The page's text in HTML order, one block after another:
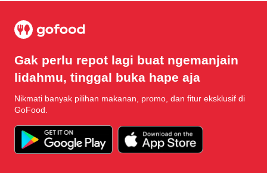
Gak perlu repot lagi buat ngemanjain
lidahmu, tinggal buka hape aja
Nikmati banyak pilihan makanan, promo, dan fitur eksklusif di
GoFood.